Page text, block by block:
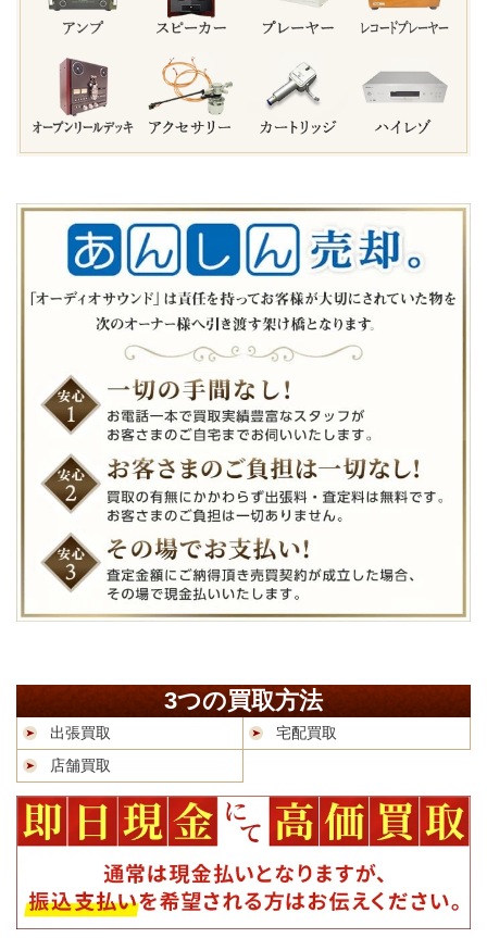
3つの買取方法
出張買取
宅配買取
店舗買取